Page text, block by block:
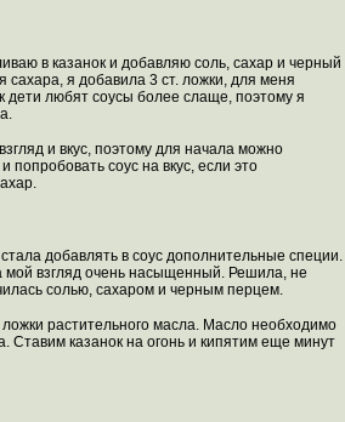
в казанок и добавляю соль, сахар и черный
сахара, я добавила 3 ст. ложки, для меня
дети любят соусы более слаще, поэтому я
и вкус, поэтому для начала можно
попробовать соус на вкус, если это
добавлять в соус дополнительные специи.
мой взгляд очень насыщенный. Решила, не
солью, сахаром и черным перцем.
ложки растительного масла. Масло необходимо
Ставим казанок на огонь и кипятим еще минут